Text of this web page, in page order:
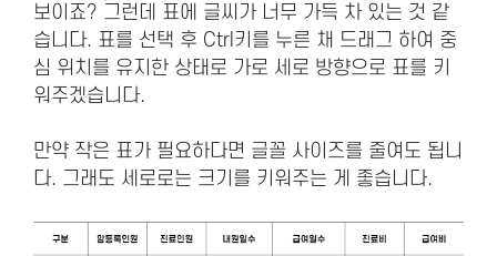
보이죠? 그런데 표에 글씨가 너무 가득 차 있는 것 같
습니다. 표를 선택 후 Ctrl키를 누른 채 드래그 하여 중
심 위치를 유지한 상태로 가로 세로 방향으로 표를 키
워주겠습니다.
만약 작은 표가 필요하다면 글꼴 사이즈를 줄여도 됩니
다. 그래도 세로로는 크기를 키워주는 게 좋습니다.